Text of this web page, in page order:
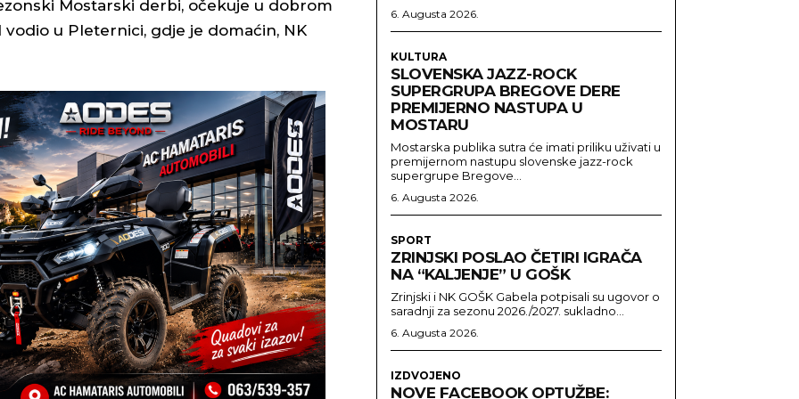
Mostarski derbi, očekuje u dobrom
u Pleternici, gdje je domaćin, NK
6. Augusta 2026.
KULTURA
SLOVENSKA JAZZ-ROCK
SUPERGRUPA BREGOVE DERE
PREMIJERNO NASTUPA U
MOSTARU
Mostarska publika sutra će imati priliku uživati u
premijernom nastupu slovenske jazz-rock
supergrupe Bregove...
6. Augusta 2026.
SPORT
ZRINJSKI POSLAO ČETIRI IGRAČA
NA “KALJENJE” U GOŠK
Zrinjski i NK GOŠK Gabela potpisali su ugovor o
saradnji za sezonu 2026./2027. sukladno...
6. Augusta 2026.
IZDVOJENO
NOVE FACEBOOK OPTUŽBE: